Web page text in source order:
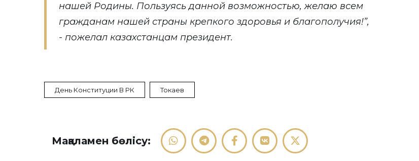
нашей Родины. Пользуясь данной возможностью, желаю всем
гражданам нашей страны крепкого здоровья и благополучия!”,
- пожелал казахстанцам президент.
День Конституции В РК Токаев
Мақаламен бөлісу: